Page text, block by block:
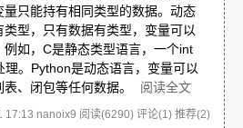
只能持有相同类型的数据。动态
型，只有数据有类型，变量可以
如，C是静态类型语言，一个int
理。Python是动态语言，变量可以
、闭包等任何数据。
阅读全文
17:13 nanoix9 阅读(6290) 评论(1) 推荐(2)